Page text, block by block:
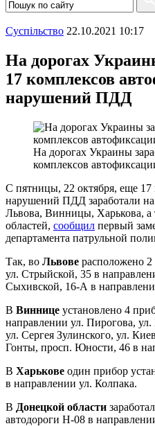
Суспiльство 22.10.2021 10:17
На дорогах
17 комплексов
нарушений ПДД
На дорогах Украины
комплексов
С пятницы, 22 октября, еще 17
нарушений ПДД заработали
Львова, Винницы, Харькова, а
областей, сообщил первый
департамента патрульной
Так, во Львове расположено 2
ул. Стрыйской, 35 в
Сыхивской, 16-А в
В Виннице установлено 4
направлении ул. Пирогова,
ул. Сергея Зулинского, ул.
Гонты, просп. Юности, 46 в
В Харькове один прибор
в направлении ул. Колпака.
В Донецкой области
автодороги Н-08 в